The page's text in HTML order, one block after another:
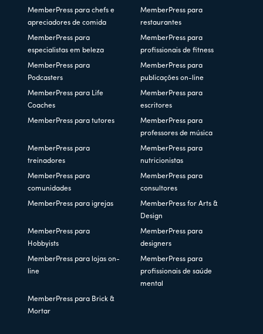
MemberPress para chefs e
apreciadores de comida
MemberPress para
restaurantes
MemberPress para
especialistas em beleza
MemberPress para
profissionais de fitness
MemberPress para
Podcasters
MemberPress para
publicações on-line
MemberPress para Life
Coaches
MemberPress para
escritores
MemberPress para tutores
MemberPress para
professores de música
MemberPress para
treinadores
MemberPress para
nutricionistas
MemberPress para
comunidades
MemberPress para
consultores
MemberPress para igrejas
MemberPress for Arts &
Design
MemberPress para
Hobbyists
MemberPress para
designers
MemberPress para lojas on-
line
MemberPress para
profissionais de saúde
mental
MemberPress para Brick &
Mortar